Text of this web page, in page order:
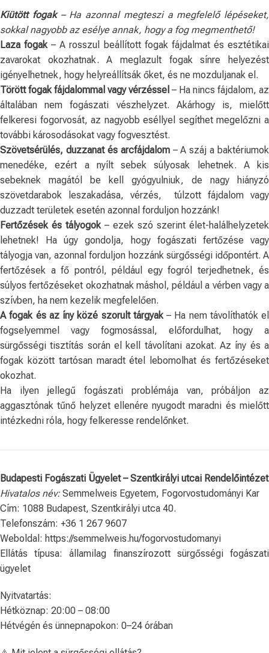
Kiütött fogak – Ha azonnal megteszi a megfelelő lépéseket,
sokkal nagyobb az esélye annak, hogy a fog megmenthető!
Laza fogak– A rosszul beállított fogak fájdalmat és esztétikai
zavarokat okozhatnak. A meglazult fogak sínre helyezést
igényelhetnek, hogy helyreállítsák őket, és ne mozduljanak el.
Törött fogak fájdalommal vagy vérzéssel – Ha nincs fájdalom, az
általában nem fogászati ​​vészhelyzet. Akárhogy is, mielőtt
felkeresi fogorvosát, az nagyobb eséllyel segíthet megelőzni a
további károsodásokat vagy fogvesztést.
Szövetsérülés, duzzanat és arcfájdalom – A száj a baktériumok
menedéke, ezért a nyílt sebek súlyosak lehetnek. A kis
sebeknek magától be kell gyógyulniuk, de nagy hiányzó
szövetdarabok leszakadása, vérzés, túlzott fájdalom vagy
duzzadt területek esetén azonnal forduljon hozzánk!
Fertőzések és tályogok – ezek szó szerint élet-halálhelyzetek
lehetnek! Ha úgy gondolja, hogy fogászati ​​fertőzése vagy
tályogja van, azonnal forduljon hozzánk sürgősségi időpontért. A
fertőzések a fő pontról, például egy fogról terjedhetnek, és
súlyos fertőzéseket okozhatnak máshol, például a vérben vagy a
szívben, ha nem kezelik megfelelően.
A fogak és az íny közé szorult tárgyak – Ha nem távolíthatók el
fogselyemmel vagy fogmosással, előfordulhat, hogy a
sürgősségi tisztítás során el kell távolítani azokat. Az íny és a
fogak között tartósan maradt étel lebomolhat és fertőzéseket
okozhat.
Ha ilyen jellegű fogászati ​​problémája van, próbáljon az
aggasztónak tűnő helyzet ellenére nyugodt maradni és mielőtt
intézkedni róla, hogy felkeresse rendelőnket.
Budapesti Fogászati Ügyelet – Szentkirályi utcai Rendelőintézet
Hivatalos név:Semmelweis Egyetem, Fogorvostudományi Kar
Cím: 1088 Budapest, Szentkirályi utca 40.
Telefonszám: +36 1 267 9607
Weboldal: https://semmelweis.hu/fogorvostudomanyi
Ellátás típusa: államilag finanszírozott sürgősségi fogászati
ügyelet
Nyitvatartás:
Hétköznap: 20:00 – 08:00
Hétvégén és ünnepnapokon: 0–24 órában